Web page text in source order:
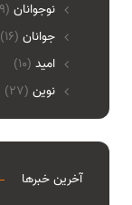
نوجوانان (19)
جوانان (16)
امید (10)
نوین (27)
آخرین خبرها